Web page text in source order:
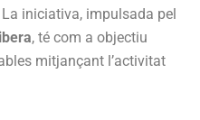
iniciativa, impulsada pel
, té com a objectiu
mitjançant l’activitat